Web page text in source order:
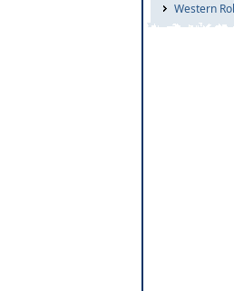
Western